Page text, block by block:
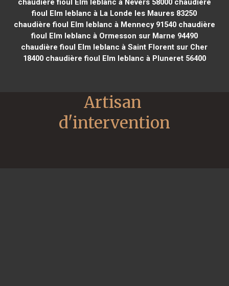
fioul Elm leblanc à La Londe les Maures 83250
chaudière fioul Elm leblanc à Mennecy 91540chaudière
fioul Elm leblanc à Ormesson sur Marne 94490
chaudière fioul Elm leblanc à Saint Florent sur Cher
18400chaudière fioul Elm leblanc à Pluneret 56400
Artisan
d'intervention